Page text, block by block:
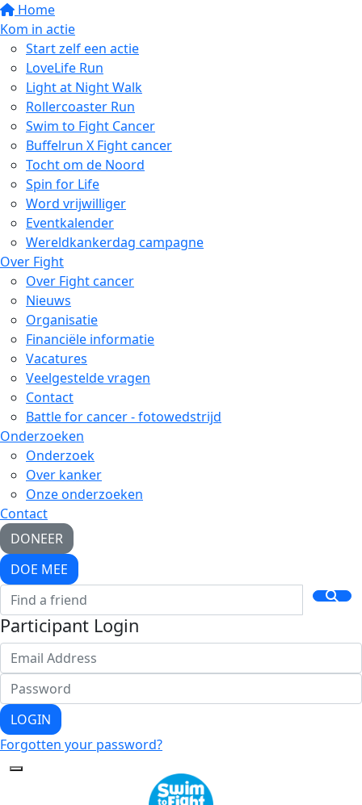
Home
Kom in actie
Start zelf een actie
LoveLife Run
Light at Night Walk
Rollercoaster Run
Swim to Fight Cancer
Buffelrun X Fight cancer
Tocht om de Noord
Spin for Life
Word vrijwilliger
Eventkalender
Wereldkankerdag campagne
Over Fight
Over Fight cancer
Nieuws
Organisatie
Financiële informatie
Vacatures
Veelgestelde vragen
Contact
Battle for cancer - fotowedstrijd
Onderzoeken
Onderzoek
Over kanker
Onze onderzoeken
Contact
DONEER
DOE MEE
Participant Login
LOGIN
Forgotten your password?